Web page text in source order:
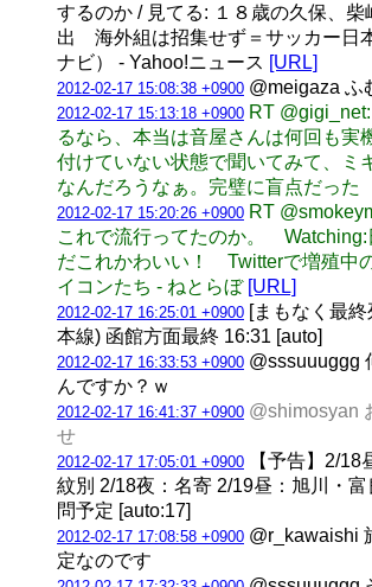
するのか / 見てる: １８歳の久保、柴
出 海外組は招集せず＝サッカー日
ナビ） - Yahoo!ニュース [URL]
2012-02-17 15:08:38 +0900 @meigaza ふ
2012-02-17 15:13:18 +0900 RT
るなら、本当は音屋さんは何回も実
付けていない状態で聞いてみて、ミ
なんだろうなぁ。完璧に盲点だった
2012-02-17 15:20:26 +0900 RT
これで流行ってたのか。 Watching:
だこれかわいい！ Twitterで増殖中
イコンたち - ねとらぼ [URL]
2012-02-17 16:25:01 +0900 [まもなく最
本線) 函館方面最終 16:31 [auto]
2012-02-17 16:33:53 +0900 @sssuuuggg
んですか？ｗ
2012-02-17 16:41:37 +0900 @shimosyan
せ
2012-02-17 17:05:01 +0900 【予告】2/18
紋別 2/18夜：名寄 2/19昼：旭川・
問予定 [auto:17]
2012-02-17 17:08:58 +0900 @r_kawaishi
定なのです